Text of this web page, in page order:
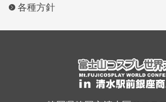
各種方針